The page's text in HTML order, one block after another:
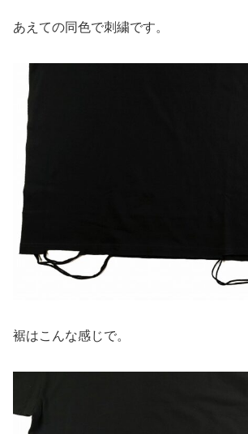
あえての同色で刺繍です。
裾はこんな感じで。